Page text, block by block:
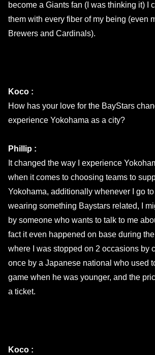
become a Giants fan (I was thinking it) I
them with every fiber of my being (even
Brewers and Cardinals).
Koco :
How has your love for the BayStars
experience Yokohama as a city?
Phillip :
It changed the way I experience
when it comes to choosing teams to
Yokohama, additionally whenever I go
wearing something Baystars related, I
by someone who wants to talk to me
fact it even happened on base during
where I was stopped on 2 occasions by
once by a Japanese national who used
game when he was younger, and the
a ticket.
Koco :